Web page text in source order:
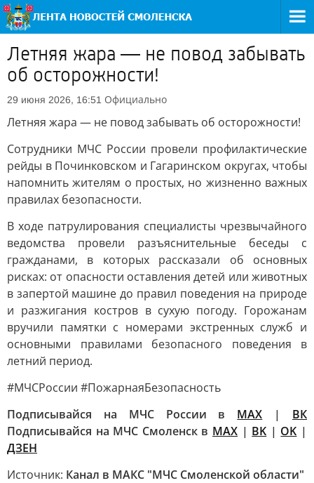
Летняя жара — не повод забывать
об осторожности!
29 июня 2026, 16:51 Официально
Летняя жара — не повод забывать об осторожности!
Сотрудники МЧС России провели профилактические
рейды в Починковском и Гагаринском округах, чтобы
напомнить жителям о простых, но жизненно важных
правилах безопасности.
В ходе патрулирования специалисты чрезвычайного
ведомства провели разъяснительные беседы с
гражданами, в которых рассказали об основных
рисках: от опасности оставления детей или животных
в запертой машине до правил поведения на природе
и разжигания костров в сухую погоду. Горожанам
вручили памятки с номерами экстренных служб и
основными правилами безопасного поведения в
летний период.
#МЧСРоссии #ПожарнаяБезопасность
Подписывайся на МЧС России в MAX | ВК
Подписывайся на МЧС Смоленск в MAX | BK | OK |
ДЗЕН
Источник: Канал в МАКС "МЧС Смоленской области"